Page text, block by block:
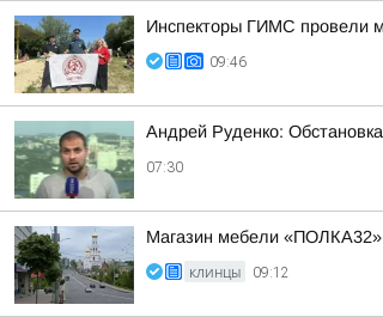
Инспекторы ГИМС провели
09:46
Андрей Руденко:
07:30
Магазин мебели
КЛИНЦЫ 09:12